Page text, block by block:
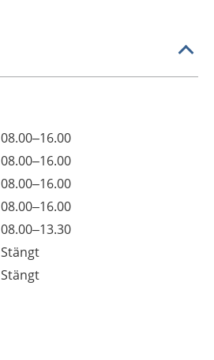
08.00–16.00
08.00–16.00
08.00–16.00
08.00–16.00
08.00–13.30
Stängt
Stängt